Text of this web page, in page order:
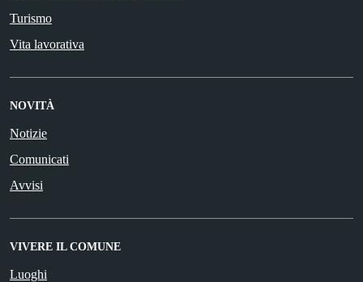
Turismo
Vita lavorativa
NOVITÀ
Notizie
Comunicati
Avvisi
VIVERE IL COMUNE
Luoghi